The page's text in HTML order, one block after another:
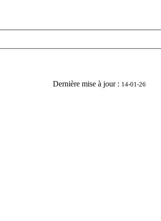
Dernière mise à jour : 14-01-26